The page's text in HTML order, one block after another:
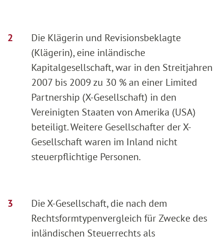
Die Klägerin und Revisionsbeklagte
(Klägerin), eine inländische
Kapitalgesellschaft, war in den Streitjahren
2007 bis 2009 zu 30 % an einer Limited
Partnership (X-Gesellschaft) in den
Vereinigten Staaten von Amerika (USA)
beteiligt. Weitere Gesellschafter der X-
Gesellschaft waren im Inland nicht
steuerpflichtige Personen.
Die X-Gesellschaft, die nach dem
Rechtsformtypenvergleich für Zwecke des
inländischen Steuerrechts als